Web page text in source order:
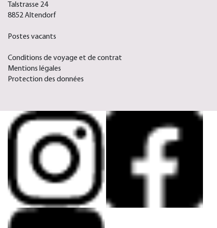
Talstrasse 24
8852 Altendorf
Postes vacants
Conditions de voyage et de contrat
Mentions légales
Protection des données